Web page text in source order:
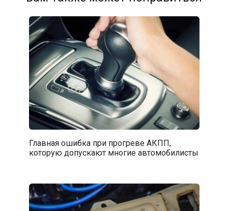
Главная ошибка при прогреве АКПП,
которую допускают многие автомобилисты